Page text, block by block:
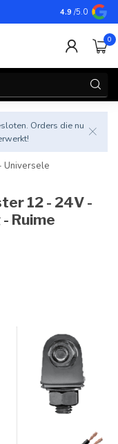
Betrouwbare
4.9 /5.0
0
Orders die nu
Universele
12 - 24V -
Ruime